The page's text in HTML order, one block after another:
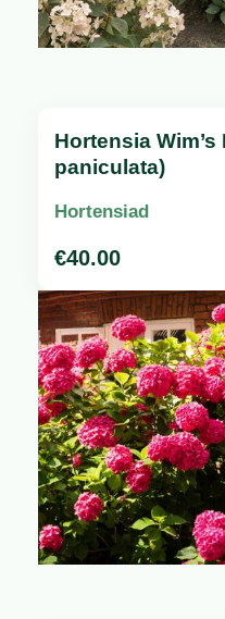
Hortensia
paniculata)
Hortensiad
€40.00